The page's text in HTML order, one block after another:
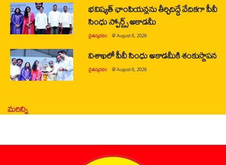
భవిష్యత్ ఛాంపియన్లను తీర్చిదిద్దే వేదికగా పీవీ
సింధు స్పోర్ట్స్ అకాడమీ
చైతన్యరధం @August 6, 2026
విశాఖలో పీవీ సింధు అకాడమీకి శంకుస్థాపన
చైతన్యరధం @August 6, 2026
మరిన్ని